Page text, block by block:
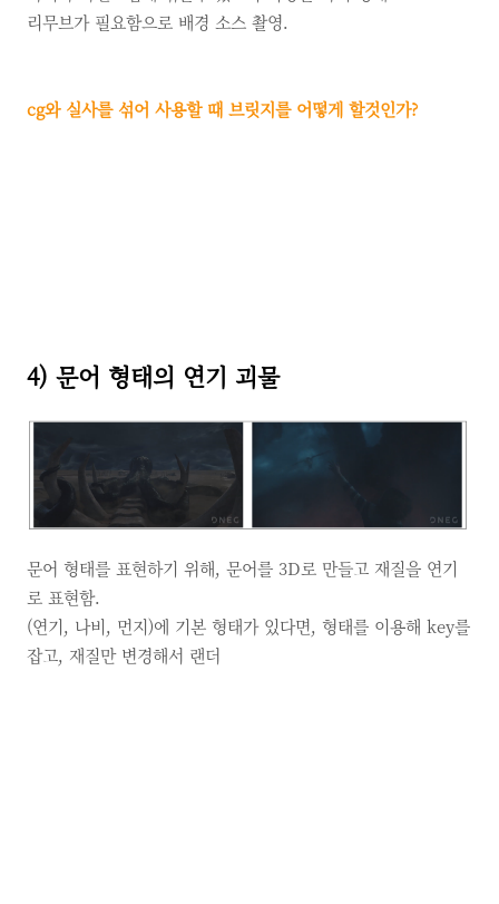
리무브가 필요함으로 배경 소스 촬영.
cg와 실사를 섞어 사용할 때 브릿지를 어떻게 할것인가?
4) 문어 형태의 연기 괴물
문어 형태를 표현하기 위해, 문어를 3D로 만들고 재질을 연기
로 표현함.
(연기, 나비, 먼지)에 기본 형태가 있다면, 형태를 이용해 key를
잡고, 재질만 변경해서 랜더